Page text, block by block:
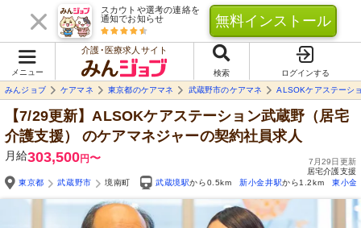
スカウトや選考の連絡を
通知でお知らせ
無料インストール
メニュー
介護･医療求人サイト
検索
ログインする
みんジョブ
ケアマネ 東京都のケアマネ 武蔵野市のケアマネ ALSOKケアステーシ
【7/29更新】ALSOKケアステーション武蔵野（居宅
介護支援）
のケアマネジャーの契約社員求人
月給303,500円〜
7月29日更新
居宅介護支援
東京都
武蔵野市 境南町 武蔵境駅から0.5km 新小金井駅から1.2km 東小金